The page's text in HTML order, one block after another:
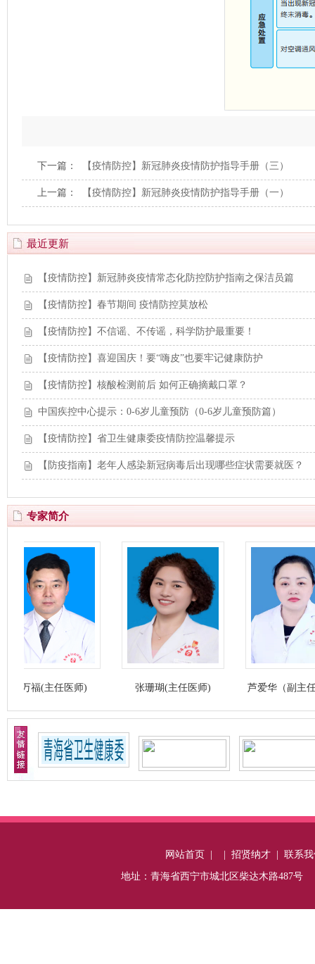
下一篇： 【疫情防控】新冠肺炎疫情防护指导手册（三）
上一篇： 【疫情防控】新冠肺炎疫情防护指导手册（一）
最近更新
【疫情防控】新冠肺炎疫情常态化防控防护指南之保洁员篇
【疫情防控】春节期间 疫情防控莫放松
【疫情防控】不信谣、不传谣，科学防护最重要！
【疫情防控】喜迎国庆！要“嗨皮”也要牢记健康防护
【疫情防控】核酸检测前后 如何正确摘戴口罩？
中国疾控中心提示：0-6岁儿童预防（0-6岁儿童预防篇）
【疫情防控】省卫生健康委疫情防控温馨提示
【防疫指南】老年人感染新冠病毒后出现哪些症状需要就医？
专家简介
任医师) 张珊瑚(主任医师) 芦爱华（副主任医师）
网站首页 招贤纳才 联系
地址：青海省西宁市城北区柴达木路487